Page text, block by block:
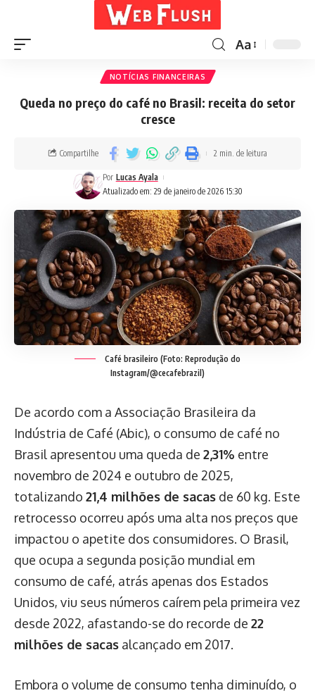
Aa
NOTÍCIAS FINANCEIRAS
Queda no preço do café no Brasil: receita do setor
cresce
Atualizado em: 29 de janeiro de 2026 15:30
Por Lucas Ayala
Compartilhe 2 min. de leitura
Café brasileiro (Foto: Reprodução do
Instagram/@cecafebrazil)
De acordo com a Associação Brasileira da
Indústria de Café (Abic), o consumo de café no
Brasil apresentou uma queda de 2,31% entre
novembro de 2024 e outubro de 2025,
totalizando 21,4 milhões de sacas de 60 kg. Este
retrocesso ocorreu após uma alta nos preços que
impactou o apetite dos consumidores. O Brasil,
que ocupa a segunda posição mundial em
consumo de café, atrás apenas dos Estados
Unidos, viu seus números caírem pela primeira vez
desde 2022, afastando-se do recorde de 22
milhões de sacas alcançado em 2017.
Embora o volume de consumo tenha diminuído, o